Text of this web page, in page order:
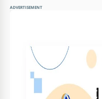
ADVERTISEMENT